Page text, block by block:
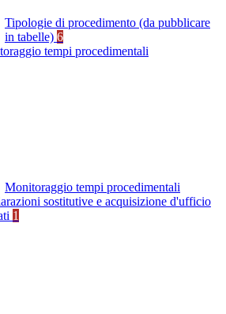
Tipologie di procedimento (da pubblicare
in tabelle) 6
tempi procedimentali
Monitoraggio tempi procedimentali
sostitutive e acquisizione d'ufficio
1